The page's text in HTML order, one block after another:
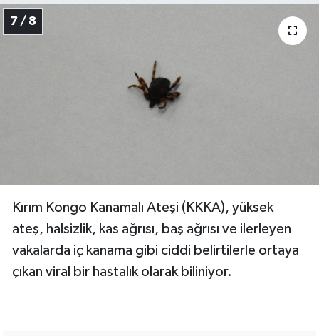
7 / 8
Kırım Kongo Kanamalı Ateşi (KKKA), yüksek
ateş, halsizlik, kas ağrısı, baş ağrısı ve ilerleyen
vakalarda iç kanama gibi ciddi belirtilerle ortaya
çıkan viral bir hastalık olarak biliniyor.